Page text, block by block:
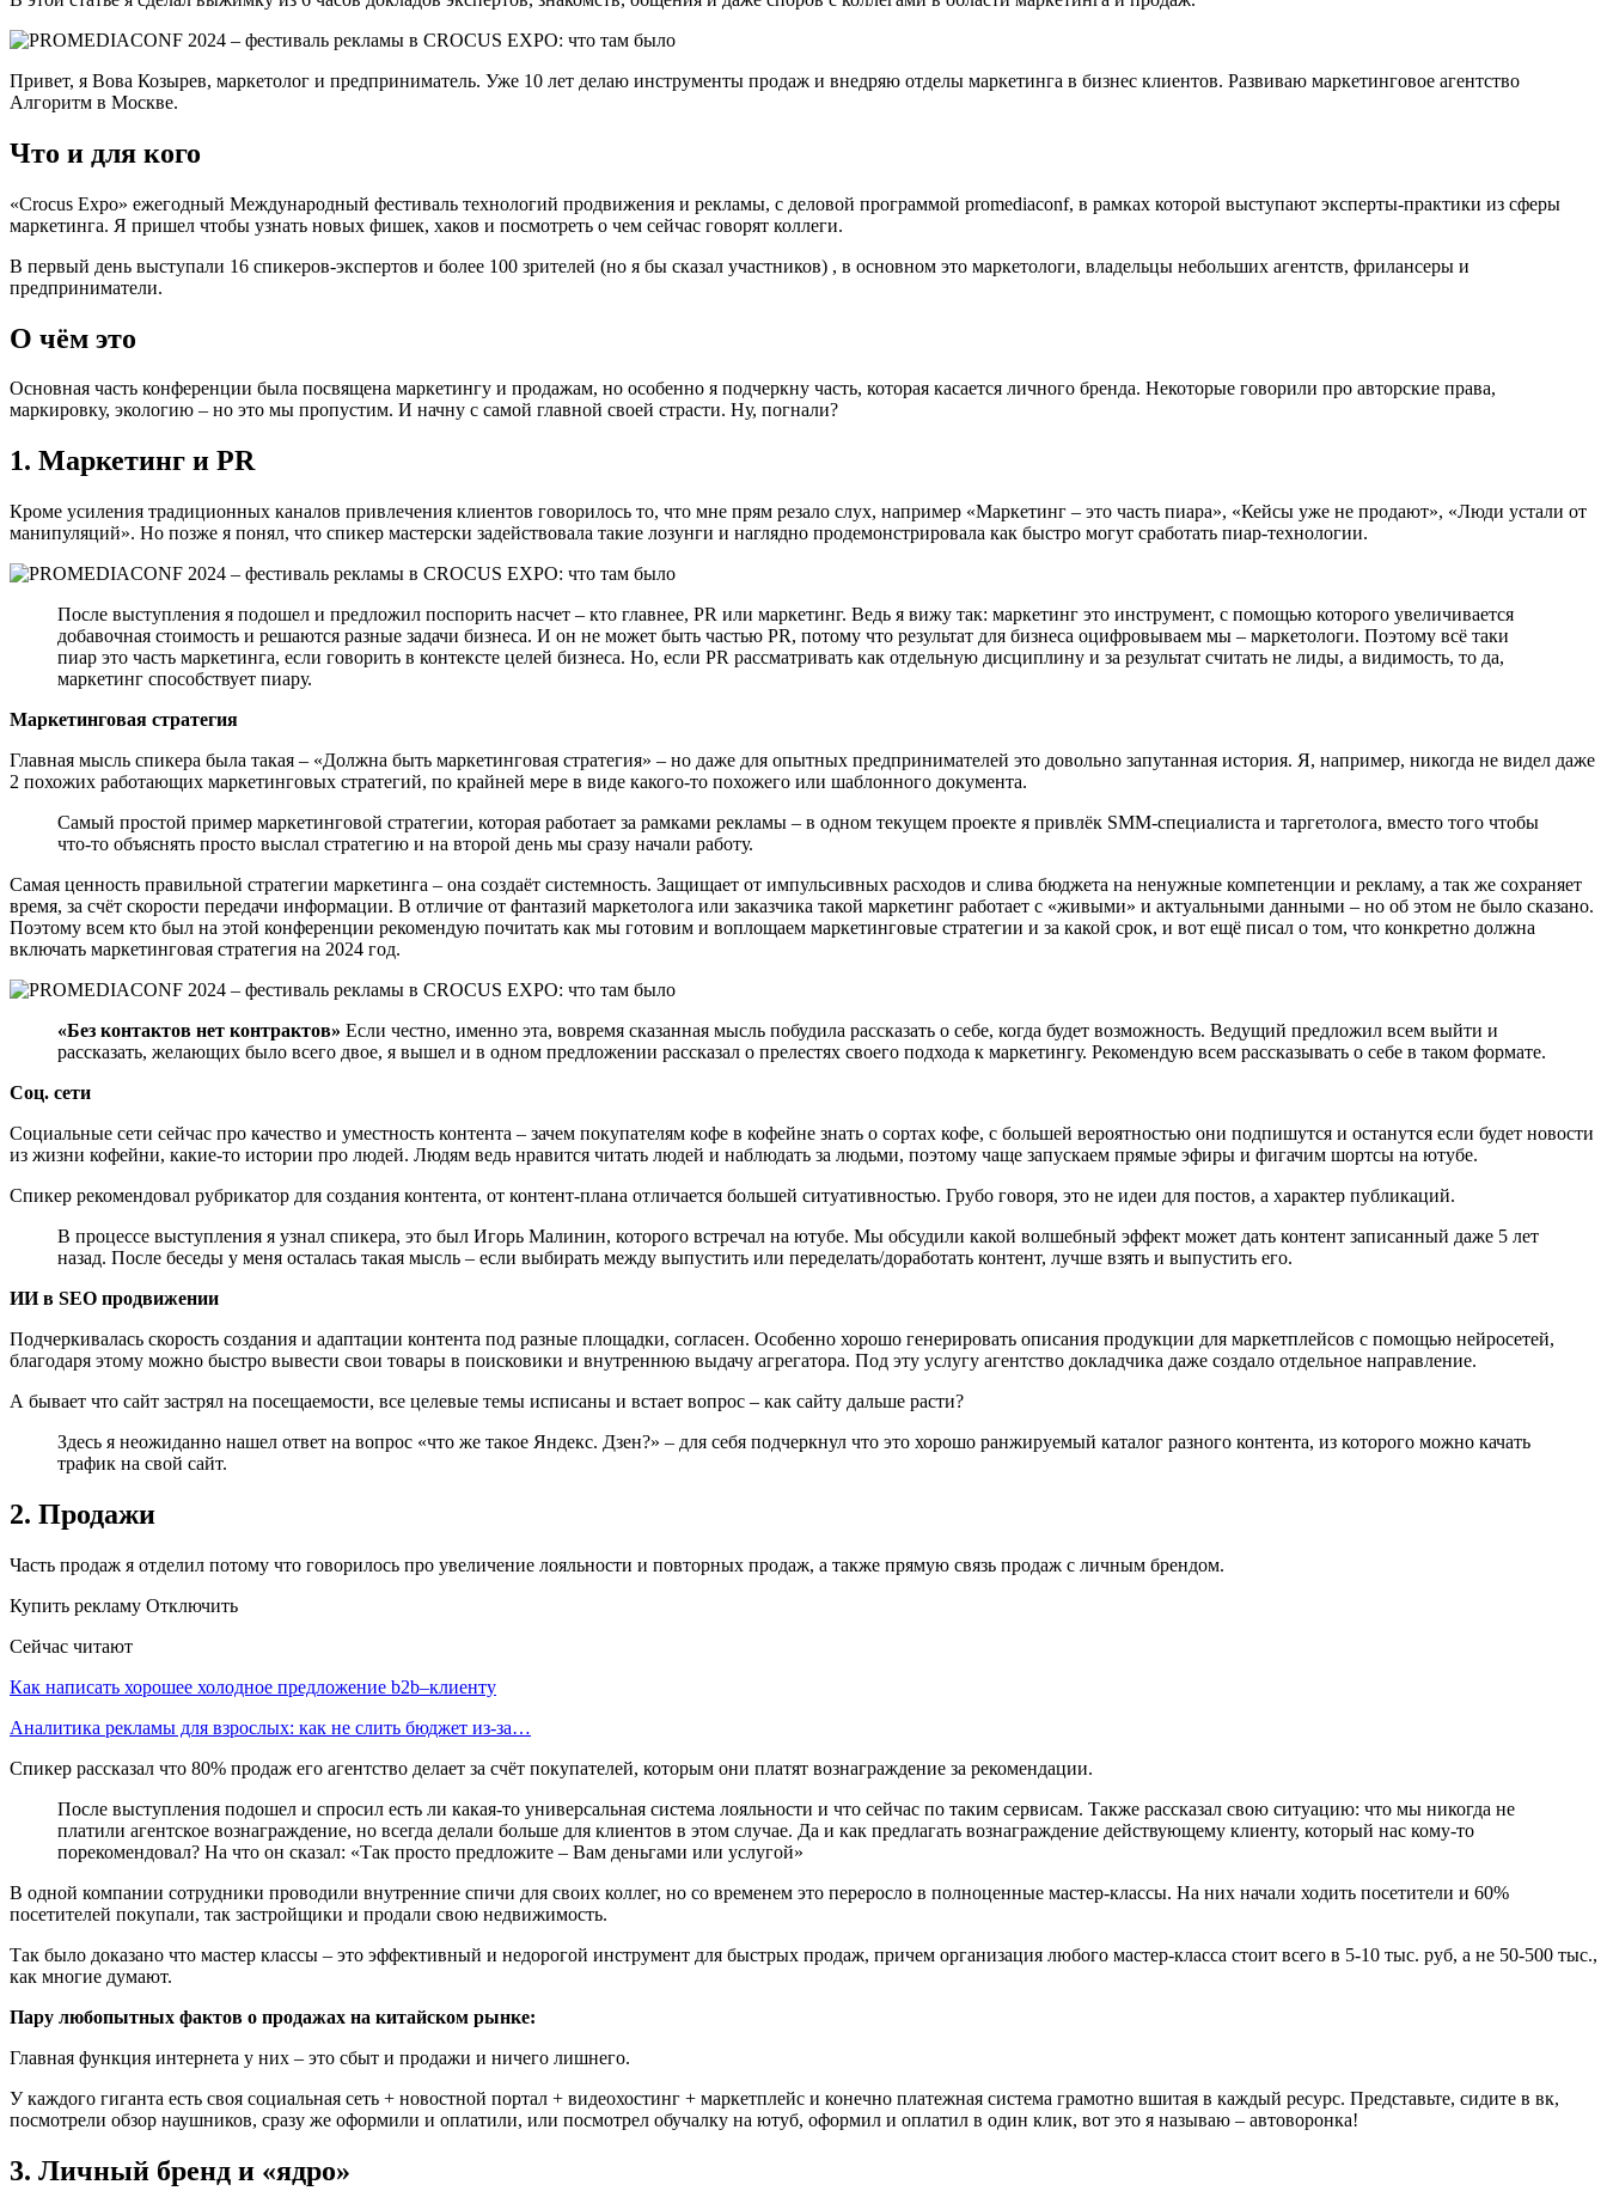
Привет, я Вова Козырев, маркетолог и предприниматель. Уже 10 лет делаю инструменты продаж и внедряю отделы маркетинга в бизнес клиентов. Развиваю маркетинговое агентство
Алгоритм в Москве.
Что и для кого
«Crocus Expo» ежегодный Международный фестиваль технологий продвижения и рекламы, с деловой программой promediaconf, в рамках которой выступают эксперты-практики из сферы
маркетинга. Я пришел чтобы узнать новых фишек, хаков и посмотреть о чем сейчас говорят коллеги.
В первый день выступали 16 спикеров-экспертов и более 100 зрителей (но я бы сказал участников) , в основном это маркетологи, владельцы небольших агентств, фрилансеры и
предприниматели.
О чём это
Основная часть конференции была посвящена маркетингу и продажам, но особенно я подчеркну часть, которая касается личного бренда. Некоторые говорили про авторские права,
маркировку, экологию – но это мы пропустим. И начну с самой главной своей страсти. Ну, погнали?
1. Маркетинг и PR
Кроме усиления традиционных каналов привлечения клиентов говорилось то, что мне прям резало слух, например «Маркетинг – это часть пиара», «Кейсы уже не продают», «Люди устали от
манипуляций». Но позже я понял, что спикер мастерски задействовала такие лозунги и наглядно продемонстрировала как быстро могут сработать пиар-технологии.
После выступления я подошел и предложил поспорить насчет – кто главнее, PR или маркетинг. Ведь я вижу так: маркетинг это инструмент, с помощью которого увеличивается
добавочная стоимость и решаются разные задачи бизнеса. И он не может быть частью PR, потому что результат для бизнеса оцифровываем мы – маркетологи. Поэтому всё таки
пиар это часть маркетинга, если говорить в контексте целей бизнеса. Но, если PR рассматривать как отдельную дисциплину и за результат считать не лиды, а видимость, то да,
маркетинг способствует пиару.
Маркетинговая стратегия
Главная мысль спикера была такая – «Должна быть маркетинговая стратегия» – но даже для опытных предпринимателей это довольно запутанная история. Я, например, никогда не видел даже
2 похожих работающих маркетинговых стратегий, по крайней мере в виде какого-то похожего или шаблонного документа.
Самый простой пример маркетинговой стратегии, которая работает за рамками рекламы – в одном текущем проекте я привлёк SMM-специалиста и таргетолога, вместо того чтобы
что-то объяснять просто выслал стратегию и на второй день мы сразу начали работу.
Самая ценность правильной стратегии маркетинга – она создаёт системность. Защищает от импульсивных расходов и слива бюджета на ненужные компетенции и рекламу, а так же сохраняет
время, за счёт скорости передачи информации. В отличие от фантазий маркетолога или заказчика такой маркетинг работает с «живыми» и актуальными данными – но об этом не было сказано.
Поэтому всем кто был на этой конференции рекомендую почитать как мы готовим и воплощаем маркетинговые стратегии и за какой срок, и вот ещё писал о том, что конкретно должна
включать маркетинговая стратегия на 2024 год.
«Без контактов нет контрактов» Если честно, именно эта, вовремя сказанная мысль побудила рассказать о себе, когда будет возможность. Ведущий предложил всем выйти и
рассказать, желающих было всего двое, я вышел и в одном предложении рассказал о прелестях своего подхода к маркетингу. Рекомендую всем рассказывать о себе в таком формате.
Соц. сети
Социальные сети сейчас про качество и уместность контента – зачем покупателям кофе в кофейне знать о сортах кофе, с большей вероятностью они подпишутся и останутся если будет новости
из жизни кофейни, какие-то истории про людей. Людям ведь нравится читать людей и наблюдать за людьми, поэтому чаще запускаем прямые эфиры и фигачим шортсы на ютубе.
Спикер рекомендовал рубрикатор для создания контента, от контент-плана отличается большей ситуативностью. Грубо говоря, это не идеи для постов, а характер публикаций.
В процессе выступления я узнал спикера, это был Игорь Малинин, которого встречал на ютубе. Мы обсудили какой волшебный эффект может дать контент записанный даже 5 лет
назад. После беседы у меня осталась такая мысль – если выбирать между выпустить или переделать/доработать контент, лучше взять и выпустить его.
ИИ в SEO продвижении
Подчеркивалась скорость создания и адаптации контента под разные площадки, согласен. Особенно хорошо генерировать описания продукции для маркетплейсов с помощью нейросетей,
благодаря этому можно быстро вывести свои товары в поисковики и внутреннюю выдачу агрегатора. Под эту услугу агентство докладчика даже создало отдельное направление.
А бывает что сайт застрял на посещаемости, все целевые темы исписаны и встает вопрос – как сайту дальше расти?
Здесь я неожиданно нашел ответ на вопрос «что же такое Яндекс. Дзен?» – для себя подчеркнул что это хорошо ранжируемый каталог разного контента, из которого можно качать
трафик на свой сайт.
2. Продажи
Часть продаж я отделил потому что говорилось про увеличение лояльности и повторных продаж, а также прямую связь продаж с личным брендом.
Купить рекламу Отключить
Сейчас читают
Как написать хорошее холодное предложение b2b–клиенту
Аналитика рекламы для взрослых: как не слить бюджет из-за…
Спикер рассказал что 80% продаж его агентство делает за счёт покупателей, которым они платят вознаграждение за рекомендации.
После выступления подошел и спросил есть ли какая-то универсальная система лояльности и что сейчас по таким сервисам. Также рассказал свою ситуацию: что мы никогда не
платили агентское вознаграждение, но всегда делали больше для клиентов в этом случае. Да и как предлагать вознаграждение действующему клиенту, который нас кому-то
порекомендовал? На что он сказал: «Так просто предложите – Вам деньгами или услугой»
В одной компании сотрудники проводили внутренние спичи для своих коллег, но со временем это переросло в полноценные мастер-классы. На них начали ходить посетители и 60%
посетителей покупали, так застройщики и продали свою недвижимость.
Так было доказано что мастер классы – это эффективный и недорогой инструмент для быстрых продаж, причем организация любого мастер-класса стоит всего в 5-10 тыс. руб, а не 50-500 тыс.,
как многие думают.
Пару любопытных фактов о продажах на китайском рынке:
Главная функция интернета у них – это сбыт и продажи и ничего лишнего.
У каждого гиганта есть своя социальная сеть + новостной портал + видеохостинг + маркетплейс и конечно платежная система грамотно вшитая в каждый ресурс. Представьте, сидите в вк,
посмотрели обзор наушников, сразу же оформили и оплатили, или посмотрел обучалку на ютуб, оформил и оплатил в один клик, вот это я называю – автоворонка!
3. Личный бренд и «ядро»